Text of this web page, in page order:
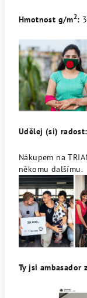
Hmotnost g/m2:
Udělej (si) radost:
Nákupem na
někomu dalšímu.
Ty jsi ambasador